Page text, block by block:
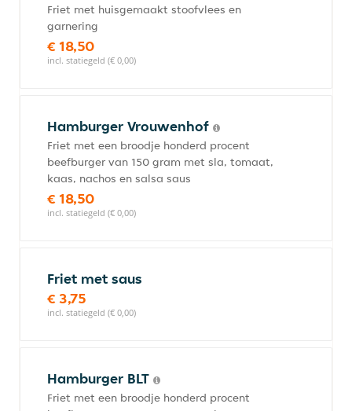
Friet met huisgemaakt stoofvlees en
garnering
€ 18,50
incl. statiegeld (€ 0,00)
Hamburger Vrouwenhof
Friet met een broodje honderd procent
beefburger van 150 gram met sla, tomaat,
kaas, nachos en salsa saus
€ 18,50
incl. statiegeld (€ 0,00)
Friet met saus
€ 3,75
incl. statiegeld (€ 0,00)
Hamburger BLT
Friet met een broodje honderd procent